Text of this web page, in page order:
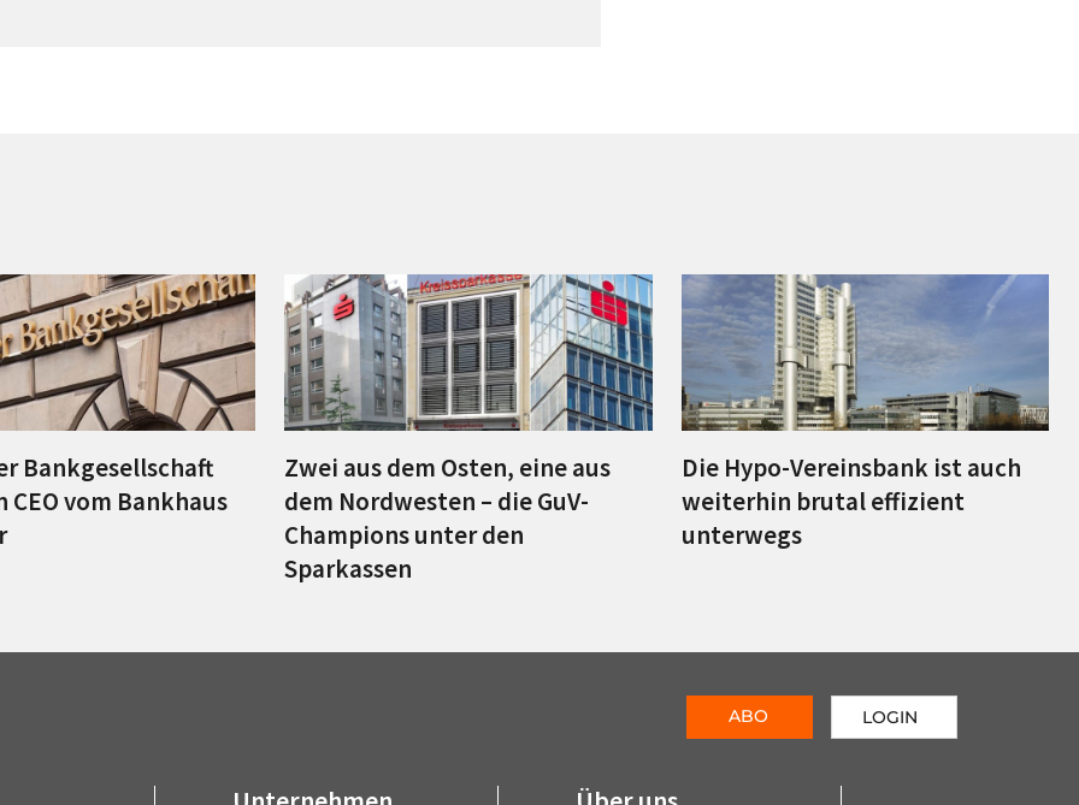
Bankgesellschaft
CEO vom Bankhaus
Zwei aus dem Osten, eine aus
dem Nordwesten – die GuV-
Champions unter den
Sparkassen
Die Hypo-Vereinsbank ist auch
weiterhin brutal effizient
unterwegs
ABO LOGIN